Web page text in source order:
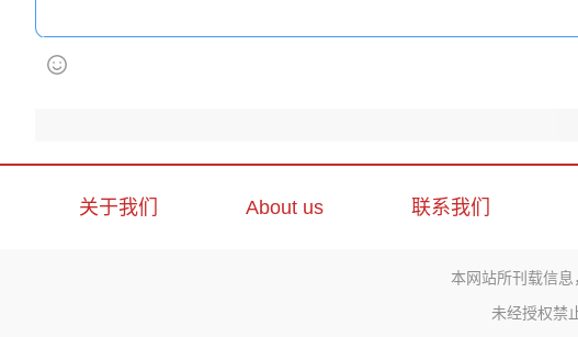
关于我们 About us 联系我们
本网站所刊载信息
未经授权禁